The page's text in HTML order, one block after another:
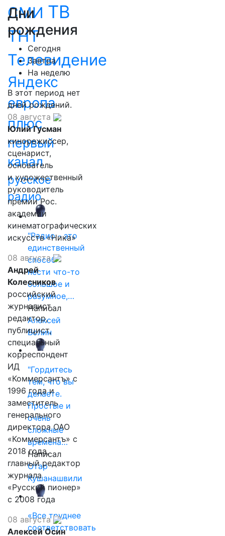
СМИ ТВ
ТНТ
Телевидение
Яндекс
европа
плюс
первый
канал
русское
радио
"Радио - это
единственный
способ
нести что-то
большое и
разумное,…
Написал
Алексей
Волин
"Гордитесь
тем, что вы
делаете.
Простые и
очень
сложные
времена…
Написал
Отар
Кушанашвили
«Все труднее
соответствовать
Дни
рождения
Сегодня
Завтра
На неделю
В этот период нет
дней рождений.
08 августа
Юлий Гусман
кинорежиссер,
сценарист,
основатель
и художественный
руководитель
премии Рос.
академии
кинематографических
искусств «Ника»
08 августа
Андрей
Колесников
российский
журналист,
редактор,
публицист,
специальный
корреспондент
ИД
«Коммерсантъ» с
1996 года и
заместитель
генерального
директора ОАО
«Коммерсантъ» с
2018 года,
главный редактор
журнала
«Русский пионер»
с 2008 года
08 августа
Алексей Осин